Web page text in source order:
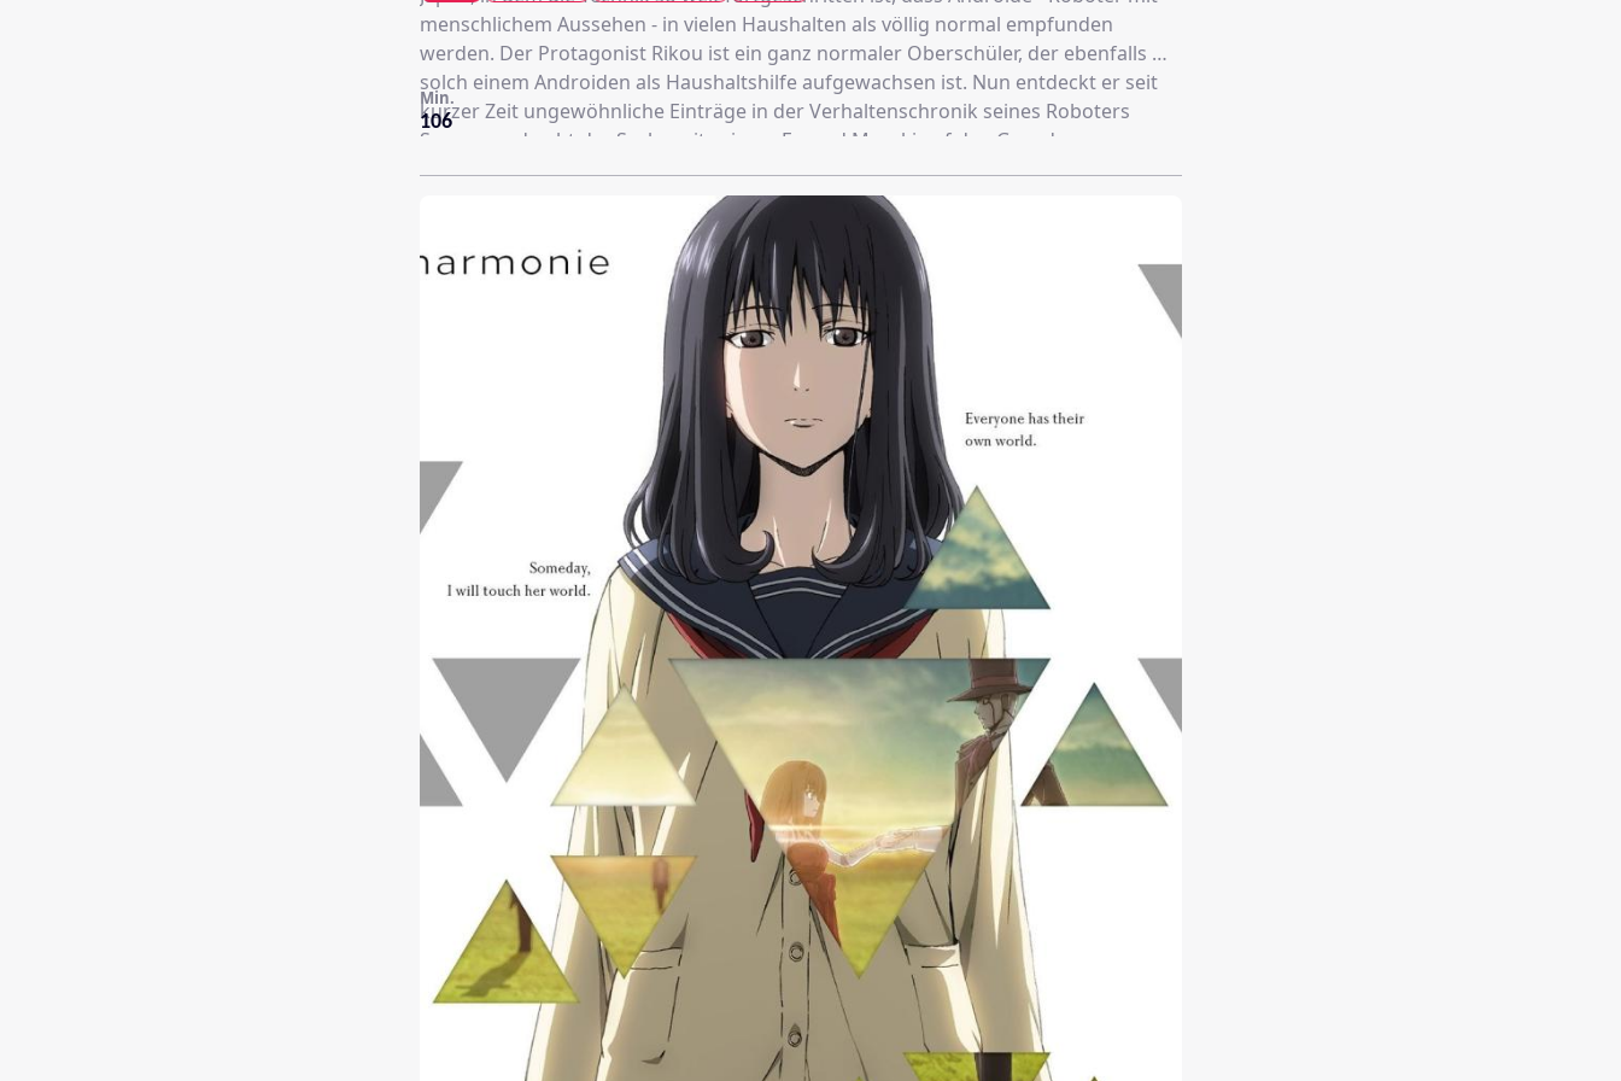
menschlichem Aussehen - in vielen Haushalten als völlig normal empfunden
werden. Der Protagonist Rikou ist ein ganz normaler Oberschüler, der ebenfalls mit
solch einem Androiden als Haushaltshilfe aufgewachsen ist. Nun entdeckt er seit
kurzer Zeit ungewöhnliche Einträge in der Verhaltenschronik seines Roboters
Sammy und geht der Sache mit seinem Freund Masaki auf den Grund...
106
Min.